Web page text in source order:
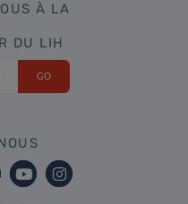
À LA
DU LIH